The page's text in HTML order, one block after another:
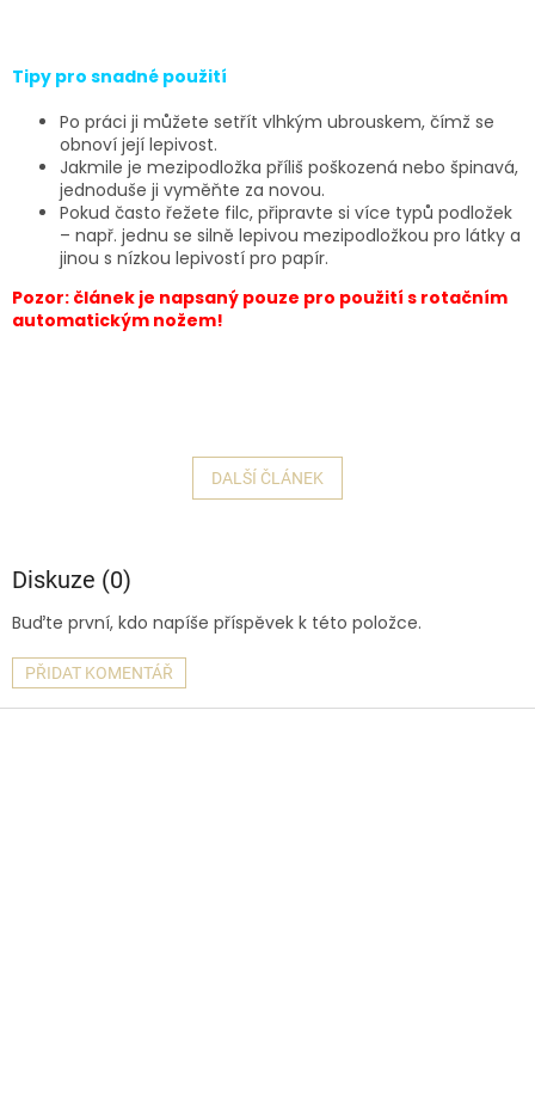
Tipy pro snadné použití
Po práci ji můžete setřít vlhkým ubrouskem, čímž se
obnoví její lepivost.
Jakmile je mezipodložka příliš poškozená nebo špinavá,
jednoduše ji vyměňte za novou.
Pokud často řežete filc, připravte si více typů podložek
– např. jednu se silně lepivou mezipodložkou pro látky a
jinou s nízkou lepivostí pro papír.
Pozor: článek je napsaný pouze pro použití s rotačním
automatickým nožem!
DALŠÍ ČLÁNEK
Diskuze (0)
Buďte první, kdo napíše příspěvek k této položce.
PŘIDAT KOMENTÁŘ